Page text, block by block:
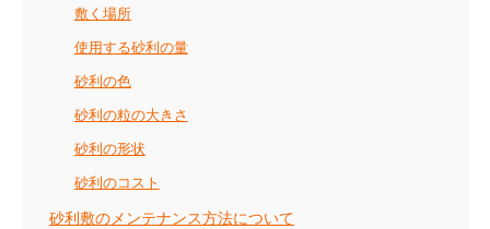
敷く場所
使用する砂利の量
砂利の色
砂利の粒の大きさ
砂利の形状
砂利のコスト
砂利敷のメンテナンス方法について